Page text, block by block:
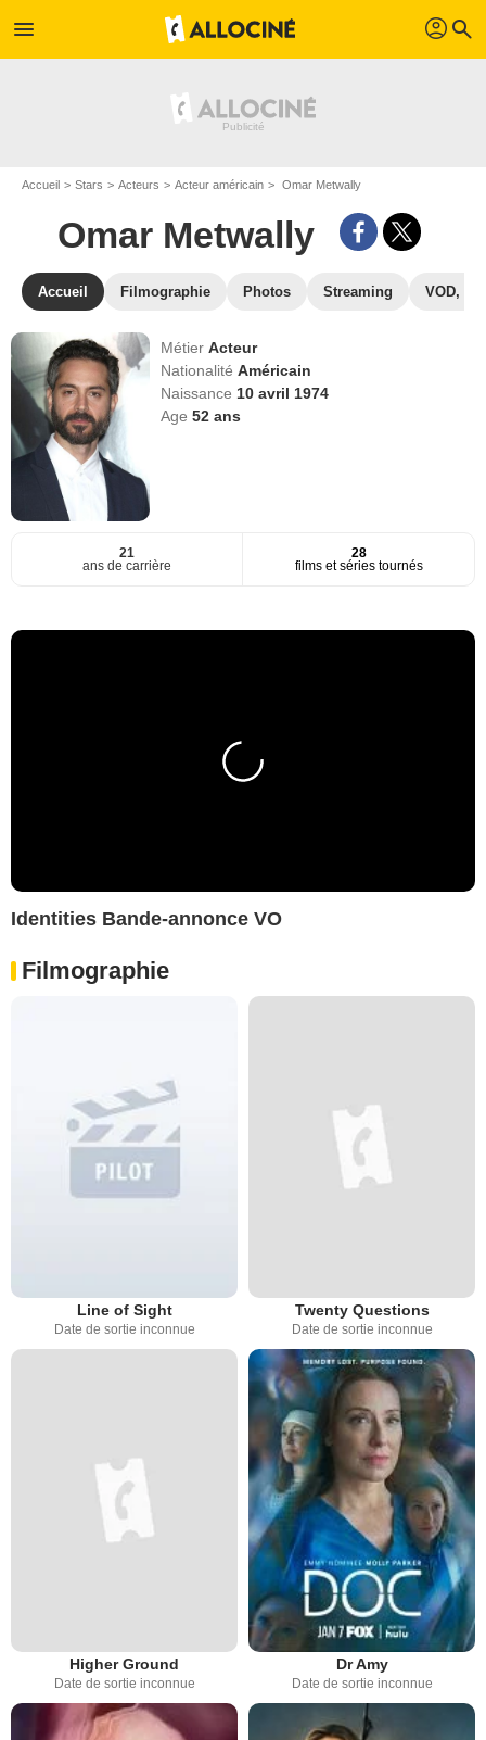
menu profil search
Accueil Stars Acteurs Acteur américain Omar Metwally
Omar Metwally
Accueil Filmographie Photos Streaming VOD,
MétierActeur
NationalitéAméricain
Naissance 10 avril 1974
Age52 ans
21
ans de carrière
28
films et séries tournés
Identities Bande-annonce VO
Filmographie
Line of Sight
Date de sortie inconnue
Twenty Questions
Date de sortie inconnue
Higher Ground
Date de sortie inconnue
Dr Amy
Date de sortie inconnue